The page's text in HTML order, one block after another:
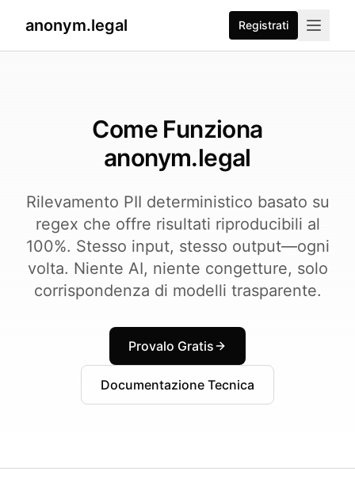
anonym.legal Registrati
Come Funziona
anonym.legal
Rilevamento PII deterministico basato su
regex che offre risultati riproducibili al
100%. Stesso input, stesso output—ogni
volta. Niente AI, niente congetture, solo
corrispondenza di modelli trasparente.
Provalo Gratis
Documentazione Tecnica